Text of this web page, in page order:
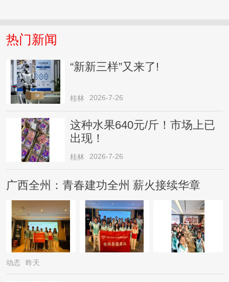
热门新闻
“新新三样”又来了!
桂林 2026-7-26
这种水果640元/斤！市场上已
出现！
桂林 2026-7-26
广西全州：青春建功全州 薪火接续华章
动态 昨天